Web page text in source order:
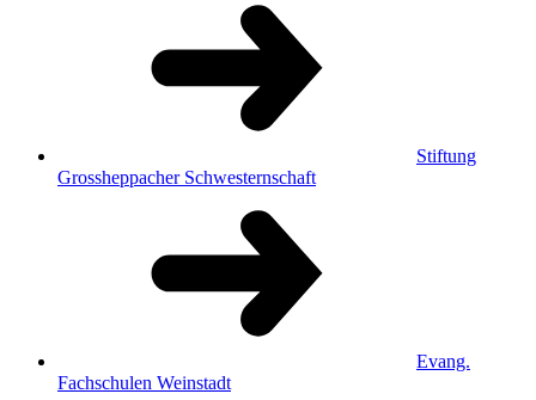
Stiftung
Grossheppacher Schwesternschaft
Evang.
Fachschulen Weinstadt